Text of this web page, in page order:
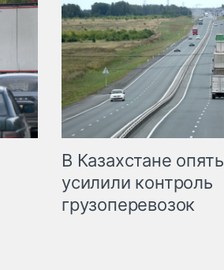
В Казахстане опять
усилили контроль
грузоперевозок